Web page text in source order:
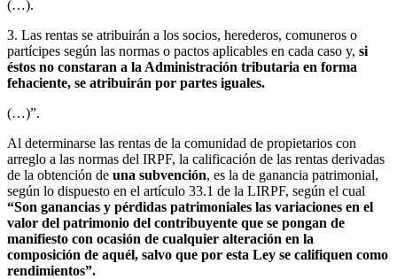
(…).
3. Las rentas se atribuirán a los socios, herederos, comuneros o
partícipes según las normas o pactos aplicables en cada caso y, si
éstos no constaran a la Administración tributaria en forma
fehaciente, se atribuirán por partes iguales.
(…)”.
Al determinarse las rentas de la comunidad de propietarios con
arreglo a las normas del IRPF, la calificación de las rentas derivadas
de la obtención de una subvención, es la de ganancia patrimonial,
según lo dispuesto en el artículo 33.1 de la LIRPF, según el cual
“Son ganancias y pérdidas patrimoniales las variaciones en el
valor del patrimonio del contribuyente que se pongan de
manifiesto con ocasión de cualquier alteración en la
composición de aquél, salvo que por esta Ley se califiquen como
rendimientos”.